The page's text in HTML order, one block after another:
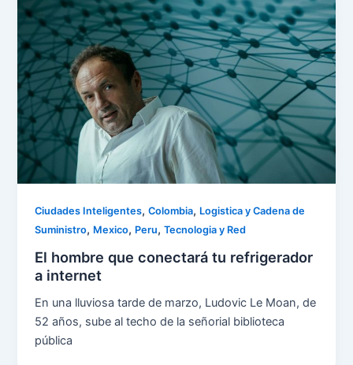
Ciudades Inteligentes,Colombia, Logistica y Cadena de
Suministro, Mexico, Peru,Tecnologia y Red
El hombre que conectará tu refrigerador
a internet
En una lluviosa tarde de marzo, Ludovic Le Moan, de
52 años, sube al techo de la señorial biblioteca
pública